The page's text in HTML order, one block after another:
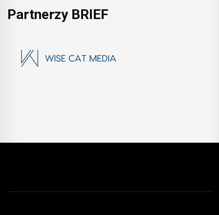
Partnerzy BRIEF